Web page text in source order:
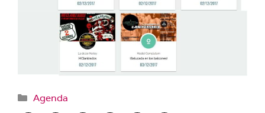
Categorías
Agenda